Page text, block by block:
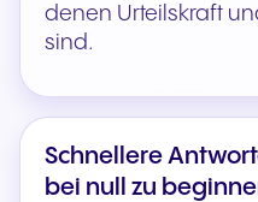
denen Urteilskraft
sind.
Schnellere
bei null zu